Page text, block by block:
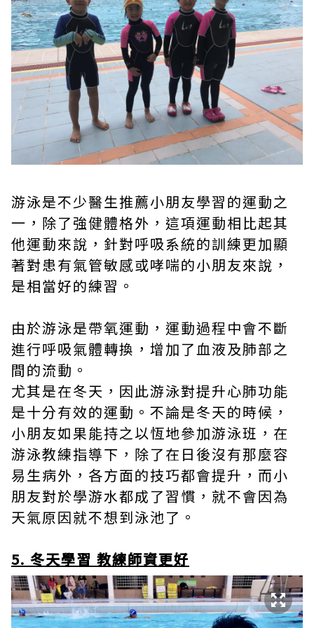
游泳是不少醫生推薦小朋友學習的運動之
一，除了強健體格外，這項運動相比起其
他運動來說，針對呼吸系統的訓練更加顯
著對患有氣管敏感或哮喘的小朋友來說，
是相當好的練習。
由於游泳是帶氧運動，運動過程中會不斷
進行呼吸氣體轉換，增加了血液及肺部之
間的流動。
尤其是在冬天，因此游泳對提升心肺功能
是十分有效的運動。不論是冬天的時候，
小朋友如果能持之以恆地參加游泳班，在
游泳教練指導下，除了在日後沒有那麼容
易生病外，各方面的技巧都會提升，而小
朋友對於學游水都成了習慣，就不會因為
天氣原因就不想到泳池了。
5. 冬天學習 教練師資更好